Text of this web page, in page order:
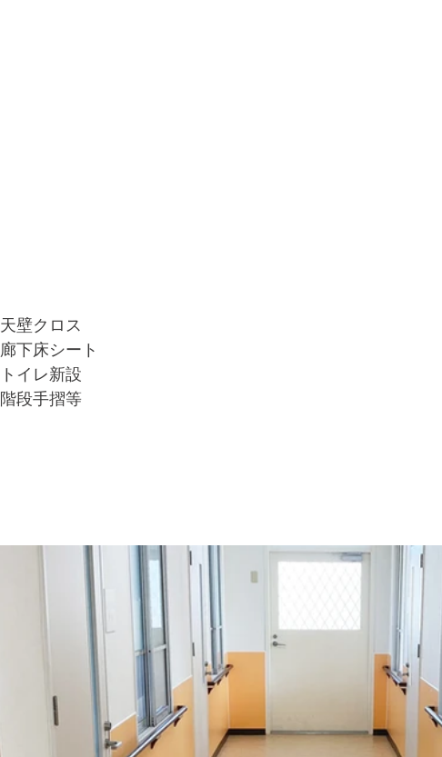
天壁クロス
廊下床シート
トイレ新設
階段手摺等